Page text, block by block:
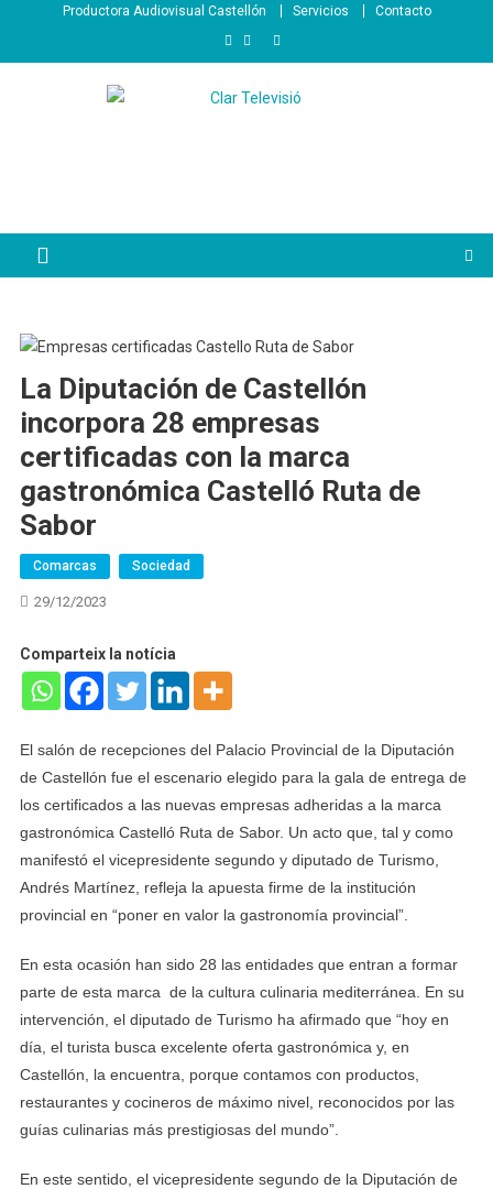
contenido
Productora Audiovisual Castellón Servicios Contacto
La Diputación de Castellón
incorpora 28 empresas
certificadas con la marca
gastronómica Castelló Ruta de
Sabor
Comarcas Sociedad
29/12/2023
Comparteix la notícia
El salón de recepciones del Palacio Provincial de la Diputación
de Castellón fue el escenario elegido para la gala de entrega de
los certificados a las nuevas empresas adheridas a la marca
gastronómica Castelló Ruta de Sabor. Un acto que, tal y como
manifestó el vicepresidente segundo y diputado de Turismo,
Andrés Martínez, refleja la apuesta firme de la institución
provincial en “poner en valor la gastronomía provincial”.
En esta ocasión han sido 28 las entidades que entran a formar
parte de esta marca de la cultura culinaria mediterránea. En su
intervención, el diputado de Turismo ha afirmado que “hoy en
día, el turista busca excelente oferta gastronómica y, en
Castellón, la encuentra, porque contamos con productos,
restaurantes y cocineros de máximo nivel, reconocidos por las
guías culinarias más prestigiosas del mundo”.
En este sentido, el vicepresidente segundo de la Diputación de